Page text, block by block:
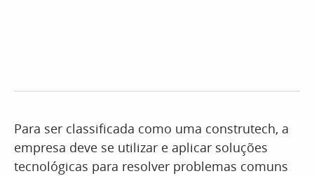
Para ser classificada como uma construtech, a
empresa deve se utilizar e aplicar soluções
tecnológicas para resolver problemas comuns